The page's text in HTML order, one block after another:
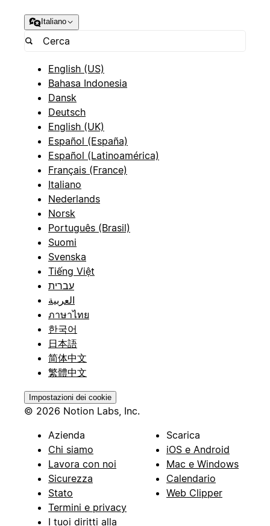
Italiano
English (US)
Bahasa Indonesia
Dansk
Deutsch
English (UK)
Español (España)
Español (Latinoamérica)
Français (France)
Italiano
Nederlands
Norsk
Português (Brasil)
Suomi
Svenska
Tiếng Việt
עברית
العربية
ภาษาไทย
한국어
日本語
简体中文
繁體中文
Impostazioni dei cookie
© 2026 Notion Labs, Inc.
Azienda
Chi siamo
Lavora con noi
Sicurezza
Stato
Termini e privacy
I tuoi diritti alla
Scarica
iOS e Android
Mac e Windows
Calendario
Web Clipper